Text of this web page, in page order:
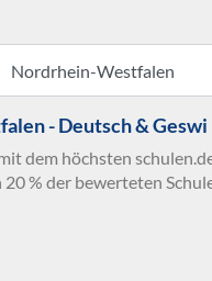
- Deutsch & Geswi
dem höchsten
% der bewerteten